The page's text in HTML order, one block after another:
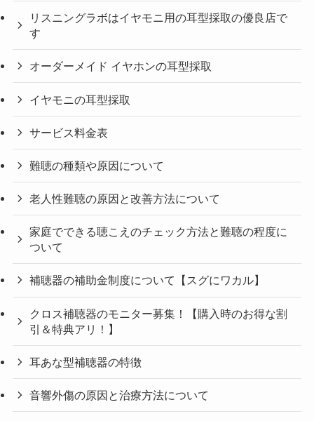
リスニングラボはイヤモニ用の耳型採取の優良店で
す
オーダーメイド イヤホンの耳型採取
イヤモニの耳型採取
サービス料金表
難聴の種類や原因について
老人性難聴の原因と改善方法について
家庭でできる聴こえのチェック方法と難聴の程度に
ついて
補聴器の補助金制度について【スグにワカル】
クロス補聴器のモニター募集！【購入時のお得な割
引＆特典アリ！】
耳あな型補聴器の特徴
音響外傷の原因と治療方法について